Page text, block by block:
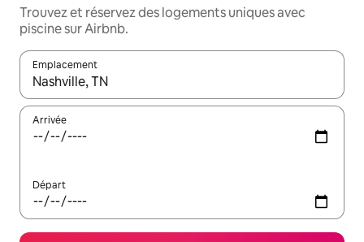
Trouvez et réservez des logements uniques avec
piscine sur Airbnb.
Emplacement
Quand les résultats sont affichés, parcourez-les en utilisant
Arrivée
Départ